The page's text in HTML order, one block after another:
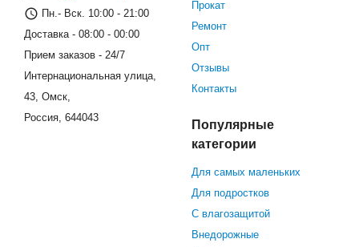
Пн.- Вск. 10:00 - 21:00
Доставка - 08:00 - 00:00
Прием заказов - 24/7
Интернациональная улица,
43, Омск,
Россия, 644043
Прокат
Ремонт
Опт
Отзывы
Контакты
Популярные
категории
Для самых маленьких
Для подростков
С влагозащитой
Внедорожные